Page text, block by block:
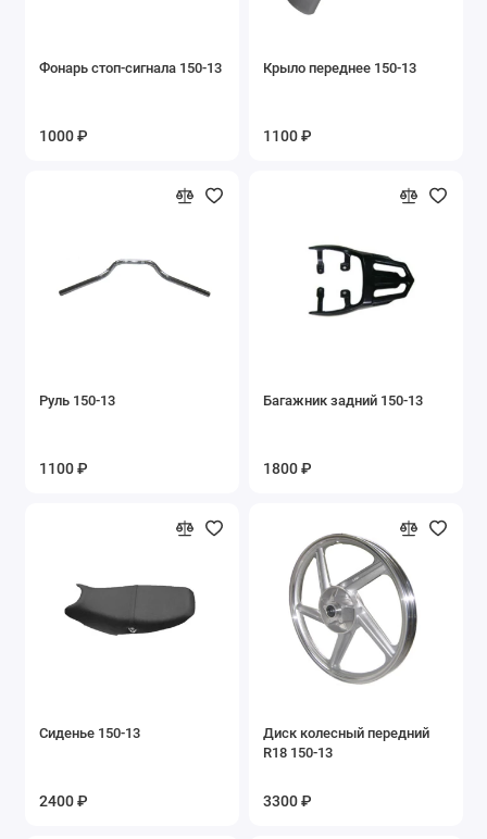
Запасные части на бензовелосипеды
Запасные части на велосипеды
Запасные части на квадроциклы
KXD701A,708А,008А
Запасные части на мотоцикл YX250GY-C5C
Запасные части на мотоциклы Lifan
Запасные части на разные мопеды
Запасные части на разные мотоциклы
Фонарь стоп-сигнала 150-13
1000 ₽
Крыло переднее 150-13
1100 ₽
Руль 150-13
1100 ₽
Багажник задний 150-13
1800 ₽
Сиденье 150-13
2400 ₽
Диск колесный передний
R18 150-13
3300 ₽